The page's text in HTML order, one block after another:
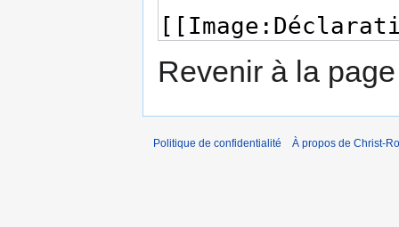
Revenir à la
Politique de confidentialité À propos de Christ-